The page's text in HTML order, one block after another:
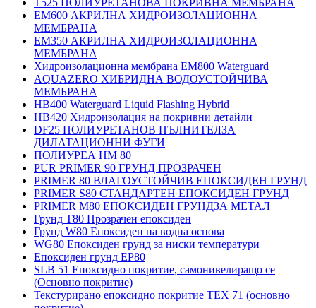
T525 ПОЛИУРЕТАНОВА ПОКРИВНА МЕМБРАНА
EM600 АКРИЛНА ХИДРОИЗОЛАЦИОННА
МЕМБРАНА
EM350 АКРИЛНА ХИДРОИЗОЛАЦИОННА
МЕМБРАНА
Хидроизолационна мембрана EM800 Waterguard
AQUAZERO ХИБРИДНА ВОДОУСТОЙЧИВА
МЕМБРАНА
HB400 Waterguard Liquid Flashing Hybrid
HB420 Хидроизолация на покривни детайли
DF25 ПОЛИУРЕТАНОВ ПЪЛНИТЕЛЗА
ДИЛАТАЦИОННИ ФУГИ
ПОЛИУРЕА HM 80
PUR PRIMER 90 ГРУНД ПРОЗРАЧЕН
PRIMER 80 ВЛАГОУСТОЙЧИВ ЕПОКСИДЕН ГРУНД
PRIMER S80 СТАНДАРТЕН ЕПОКСИДЕН ГРУНД
PRIMER M80 ЕПОКСИДЕН ГРУНДЗА МЕТАЛ
Грунд Т80 Прозрачен епоксиден
Грунд W80 Епоксиден на водна основа
WG80 Епоксиден грунд за ниски температури
Епоксиден грунд EP80
SLB 51 Епоксидно покритие, самонивелиращо се
(Основно покритие)
Текстурирано епоксидно покритие TEX 71 (основно